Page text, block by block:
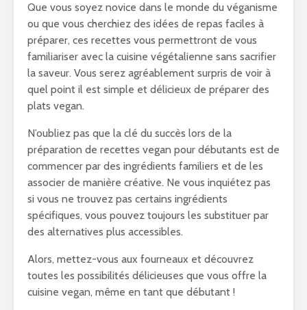
Que vous soyez novice dans le monde du véganisme
ou que vous cherchiez des idées de repas faciles à
préparer, ces recettes vous permettront de vous
familiariser avec la cuisine végétalienne sans sacrifier
la saveur. Vous serez agréablement surpris de voir à
quel point il est simple et délicieux de préparer des
plats vegan.
N’oubliez pas que la clé du succès lors de la
préparation de recettes vegan pour débutants est de
commencer par des ingrédients familiers et de les
associer de manière créative. Ne vous inquiétez pas
si vous ne trouvez pas certains ingrédients
spécifiques, vous pouvez toujours les substituer par
des alternatives plus accessibles.
Alors, mettez-vous aux fourneaux et découvrez
toutes les possibilités délicieuses que vous offre la
cuisine vegan, même en tant que débutant !